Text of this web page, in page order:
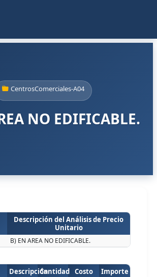
CentrosComerciales-A04
NO EDIFICABLE.
Descripción del Análisis de Precio
Unitario
B) EN AREA NO EDIFICABLE.
DescripciónCantidad Costo Importe